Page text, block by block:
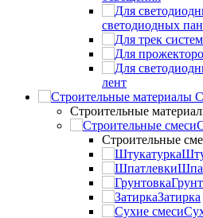
светодиодных
лент
Строительные
Строительные
Затирка